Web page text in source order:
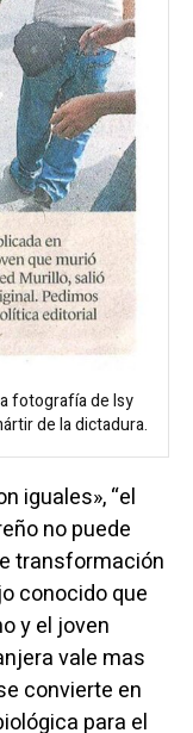
fotografía de Isy
de la dictadura.
iguales», “el
no puede
transformación
conocido que
y el joven
vale mas
convierte en
para el